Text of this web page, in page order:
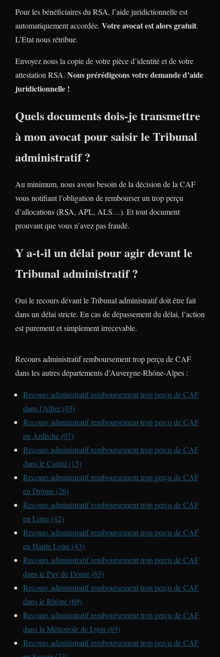
Pour les bénéficiaires du RSA, l’aide juridictionnelle est
automatiquement accordée. Votre avocat est alors gratuit.
L’Etat nous rétribue.
Envoyez nous la copie de votre pièce d’identité et de votre
attestation RSA. Nous prérédigeons votre demande d’aide
juridictionnelle !
Quels documents dois-je transmettre
à mon avocat pour saisir le Tribunal
administratif ?
Au minimum, nous avons besoin de la décision de la CAF
vous notifiant l’obligation de rembourser un trop perçu
d’allocations (RSA, APL, ALS…). Et tout document
prouvant que vous n’avez pas fraudé.
Y a-t-il un délai pour agir devant le
Tribunal administratif ?
Oui le recours devant le Tribunal administratif doit être fait
dans un délai stricte. En cas de dépassement du délai, l’action
est purement et simplement irrecevable.
Recours administratif remboursement trop perçu de CAF
dans les autres départements d’Auvergne-Rhône-Alpes :
Recours administratif remboursement trop perçu de CAF
dans l’Allier (03)
Recours administratif remboursement trop perçu de CAF
en Ardèche (07)
Recours administratif remboursement trop perçu de CAF
dans le Cantal (15)
Recours administratif remboursement trop perçu de CAF
en Drôme (26)
Recours administratif remboursement trop perçu de CAF
en Loire (42)
Recours administratif remboursement trop perçu de CAF
en Haute Loire (43)
Recours administratif remboursement trop perçu de CAF
dans le Puy de Dôme (63)
Recours administratif remboursement trop perçu de CAF
dans le Rhône (69)
Recours administratif remboursement trop perçu de CAF
dans la Métropole de Lyon (69)
Recours administratif remboursement trop perçu de CAF